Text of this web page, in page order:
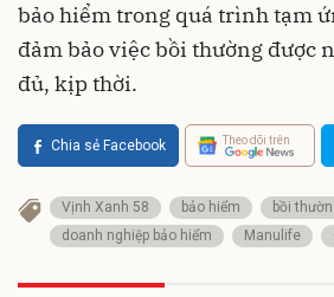
bảo hiểm trong quá trình tạm
đảm bảo việc bồi thường được
đủ, kịp thời.
Chia sẻ Facebook Theo dõi trên
Vịnh Xanh 58 bảo hiểm
bồi
doanh nghiệp bảo hiểm
Manulife